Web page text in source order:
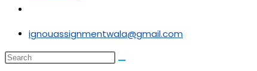
ignouassignmentwala@gmail.com